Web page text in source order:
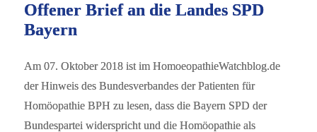
Offener Brief an die Landes SPD
Bayern
Am 07. Oktober 2018 ist im HomoeopathieWatchblog.de
der Hinweis des Bundesverbandes der Patienten für
Homöopathie BPH zu lesen, dass die Bayern SPD der
Bundespartei widerspricht und die Homöopathie als